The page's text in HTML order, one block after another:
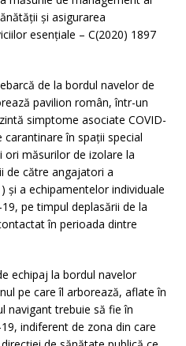
și asigurarea
esențiale – C(2020) 1897
de la bordul navelor de
pavilion român, într-un
simptome asociate COVID-
în spații special
ori măsurilor de izolare la
de către angajatori a
și a echipamentelor individuale
pe timpul deplasării de la
în perioada dintre
echipaj la bordul navelor
pe care îl arborează, aflate în
navigant trebuie să fie în
indiferent de zona din care